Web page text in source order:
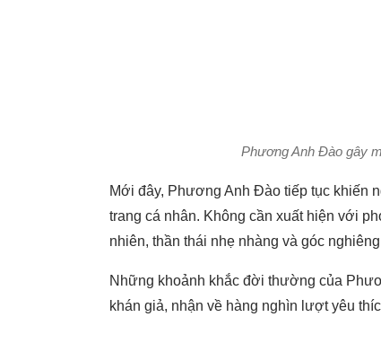
Phương Anh Đào gây
Mới đây, Phương Anh Đào tiếp tục khiến
trang cá nhân. Không cần xuất hiện với
nhiên, thần thái nhẹ nhàng và góc
Những khoảnh khắc đời thường của
khán giả, nhận về hàng nghìn lượt yêu